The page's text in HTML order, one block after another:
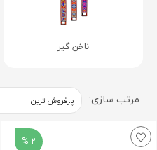
ناخن گیر
مرتب سازی:
2 %